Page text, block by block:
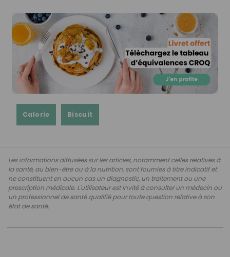
Calorie Biscuit
Les informations diffusées sur les articles, notamment celles relatives à
la santé, au bien-être ou à la nutrition, sont fournies à titre indicatif et
ne constituent en aucun cas un diagnostic, un traitement ou une
prescription médicale. L'utilisateur est invité à consulter un médecin ou
un professionnel de santé qualifié pour toute question relative à son
état de santé.